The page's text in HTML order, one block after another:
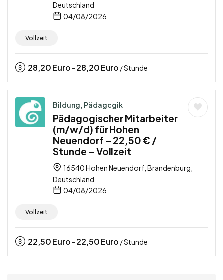
Deutschland
04/08/2026
Vollzeit
28,20Euro - 28,20Euro / Stunde
Bildung, Pädagogik
Pädagogischer Mitarbeiter
(m/w/d) für Hohen
Neuendorf – 22,50 € /
Stunde – Vollzeit
16540 Hohen Neuendorf, Brandenburg,
Deutschland
04/08/2026
Vollzeit
22,50Euro - 22,50Euro / Stunde